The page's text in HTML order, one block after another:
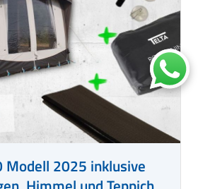
Modell 2025 inklusive